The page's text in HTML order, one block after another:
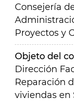
Consejería
Proyectos y
Objeto del
Dirección
Reparación
viviendas en